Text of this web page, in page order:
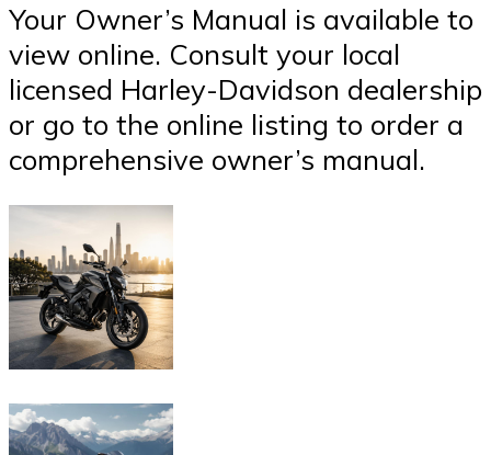
Your Owner’s Manual is available to
view online. Consult your local
licensed Harley-Davidson dealership
or go to the online listing to order a
comprehensive owner’s manual.